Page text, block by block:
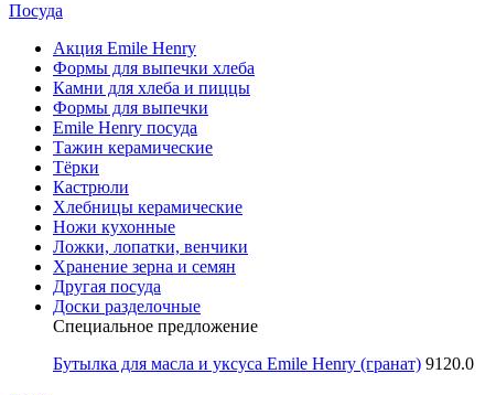
Посуда
Акция Emile Henry
Формы для выпечки хлеба
Камни для хлеба и пиццы
Формы для выпечки
Emile Henry посуда
Тажин керамические
Тёрки
Кастрюли
Хлебницы керамические
Ножи кухонные
Ложки, лопатки, венчики
Хранение зерна и семян
Другая посуда
Доски разделочные
Специальное предложение
Бутылка для масла и уксуса Emile Henry (гранат) 9120.0